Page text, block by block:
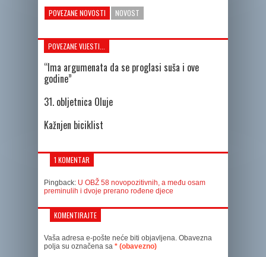
POVEZANE NOVOSTI NOVOST
POVEZANE VIJESTI...
“Ima argumenata da se proglasi suša i ove
godine”
31. obljetnica Oluje
Kažnjen biciklist
1 KOMENTAR
Pingback: U OBŽ 58 novopozitivnih, a među osam
preminulih i dvoje prerano rođene djece
KOMENTIRAJTE
Vaša adresa e-pošte neće biti objavljena. Obavezna
polja su označena sa * (obavezno)